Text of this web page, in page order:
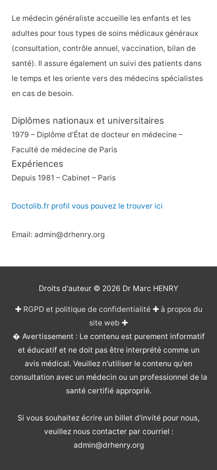
h
e
r
:
Le médecin généraliste accueille les enfants et les
adultes pour tous types de soins médicaux généraux
(consultation, contrôle annuel, vaccination, bilan de
santé). Il assure également un suivi des patients dans
le temps et les oriente vers des médecins spécialistes
en cas de besoin.
Diplômes nationaux et universitaires
1979 – Diplôme d’État de docteur en médecine –
Faculté de médecine de Paris
Expériences
Depuis 1981 – Cabinet – Paris
Doctolib.fr profil vous pouvez le trouver ici
Email: admin@drhenry.org
Droits d'auteur © 2026 Dr Marc HENRY
✚ RGPD et politique de confidentialité✚ à propos du
site web ✚
� Avertissement : Le contenu est purement informatif
et éducatif et ne doit pas être interprété comme un
avis médical. Veuillez n'utiliser le contenu qu'en
consultation avec un médecin ou un professionnel de la
santé certifié approprié.
Si vous souhaitez écrire un billet d'invité pour nous,
veuillez nous contacter par courriel :
admin@drhenry.org